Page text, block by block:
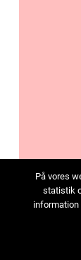
På vores
statistik
information